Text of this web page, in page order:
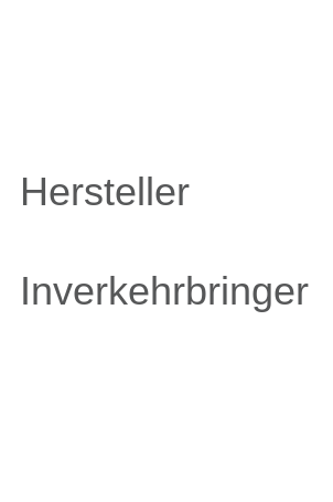
Hersteller
Inverkehrbringer